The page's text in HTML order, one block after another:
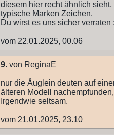
diesem hier recht ähnlich
typische Marken Zeichen.
Du wirst es uns sicher verraten
vom 22.01.2025, 00.06
9. von ReginaE
nur die Äuglein deuten auf
älteren Modell
Irgendwie seltsam.
vom 21.01.2025, 23.10